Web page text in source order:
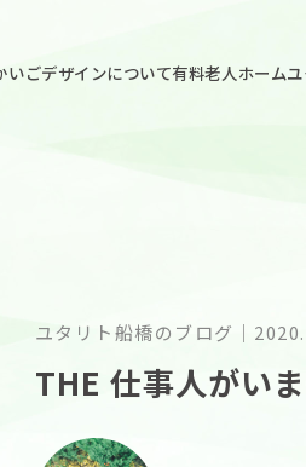
いごデザインについて有料老人ホーム
ユタリト船橋のブログ ｜
THE 仕事人がい